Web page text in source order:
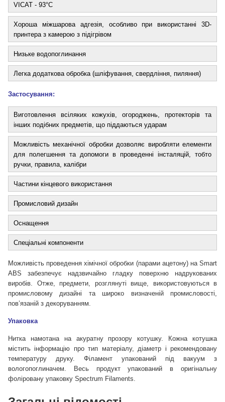
VICAT - 93°C
Хороша міжшарова адгезія, особливо при використанні 3D-
принтера з камерою з підігрівом
Низьке водопоглинання
Легка додаткова обробка (шліфування, свердління, пиляння)
Застосування:
Виготовлення всіляких кожухів, огороджень, протекторів та
інших подібних предметів, що піддаються ударам
Можливість механічної обробки дозволяє виробляти елементи
для полегшення та допомоги в проведенні інсталяцій, тобто
ручки, правила, калібри
Частини кінцевого використання
Промисловий дизайн
Оснащення
Спеціальні компоненти
Можливість проведення хімічної обробки (парами ацетону) на Smart
ABS забезпечує надзвичайно гладку поверхню надрукованих
виробів. Отже, предмети, розглянуті вище, використовуються в
промисловому дизайні та широко визначеній промисловості,
пов’язаній з декоруванням.
Упаковка
Нитка намотана на акуратну прозору котушку. Кожна котушка
містить інформацію про тип матеріалу, діаметр і рекомендовану
температуру друку. Філамент упакований під вакуум з
вологопоглиначем. Весь продукт упакований в оригінальну
фоліровану упаковку Spectrum Filaments.